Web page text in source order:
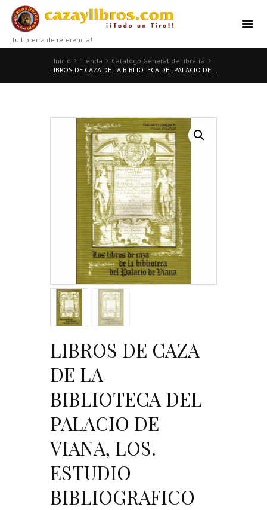
¡Tu librería de referencia!
Inicio Tienda
Catálogo General de librería
LIBROS DE CAZA DE LA BIBLIOTECA DEL PALACIO DE...
LIBROS DE CAZA
DE LA
BIBLIOTECA DEL
PALACIO DE
VIANA, LOS.
ESTUDIO
BIBLIOGRAFICO